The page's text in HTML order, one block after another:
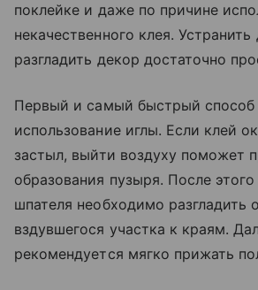
поклейке и даже по причине
некачественного клея.
разгладить декор достаточно
Первый и самый быстрый
использование иглы. Если клей
застыл, выйти воздуху поможет
образования пузыря. После
шпателя необходимо разгладить
вздувшегося участка к краям.
рекомендуется мягко прижать